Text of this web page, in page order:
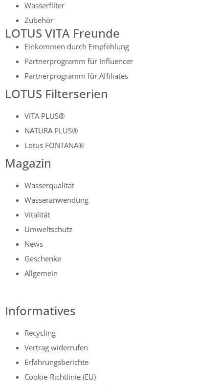
Wasserfilter
Zubehör
LOTUS VITA Freunde
Einkommen durch Empfehlung
Partnerprogramm für Influencer
Partnerprogramm für Affiliates
LOTUS Filterserien
VITA PLUS®
NATURA PLUS®
Lotus FONTANA®
Magazin
Wasserqualität
Wasseranwendung
Vitalität
Umweltschutz
News
Geschenke
Allgemein
Informatives
Recycling
Vertrag widerrufen
Erfahrungsberichte
Cookie-Richtlinie (EU)